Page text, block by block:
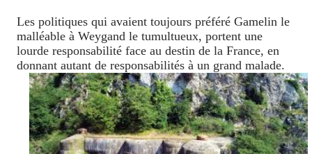
Les politiques qui avaient toujours préféré Gamelin le
malléable à Weygand le tumultueux, portent une
lourde responsabilité face au destin de la France, en
donnant autant de responsabilités à un grand malade.